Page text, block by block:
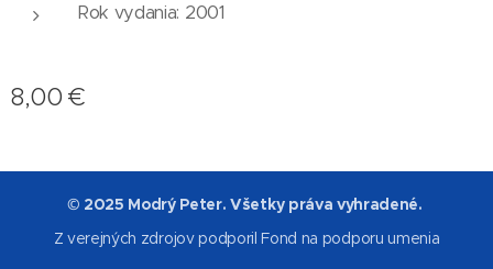
Rok vydania: 2001
8,00 €
© 2025 Modrý Peter. Všetky práva vyhradené.
Z verejných zdrojov podporil Fond na podporu umenia